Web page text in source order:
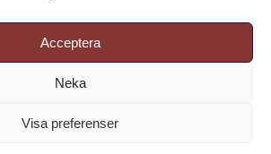
Acceptera
Neka
Visa preferenser